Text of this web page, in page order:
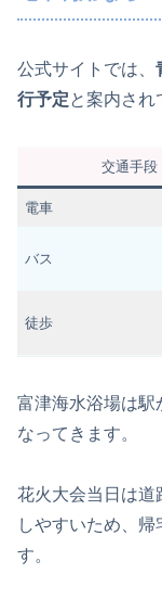
公式サイトでは、
行予定と案内され
交通手段
電車
バス
徒歩
富津海水浴場は駅
なってきます。
花火大会当日は道
しやすいため、
す。